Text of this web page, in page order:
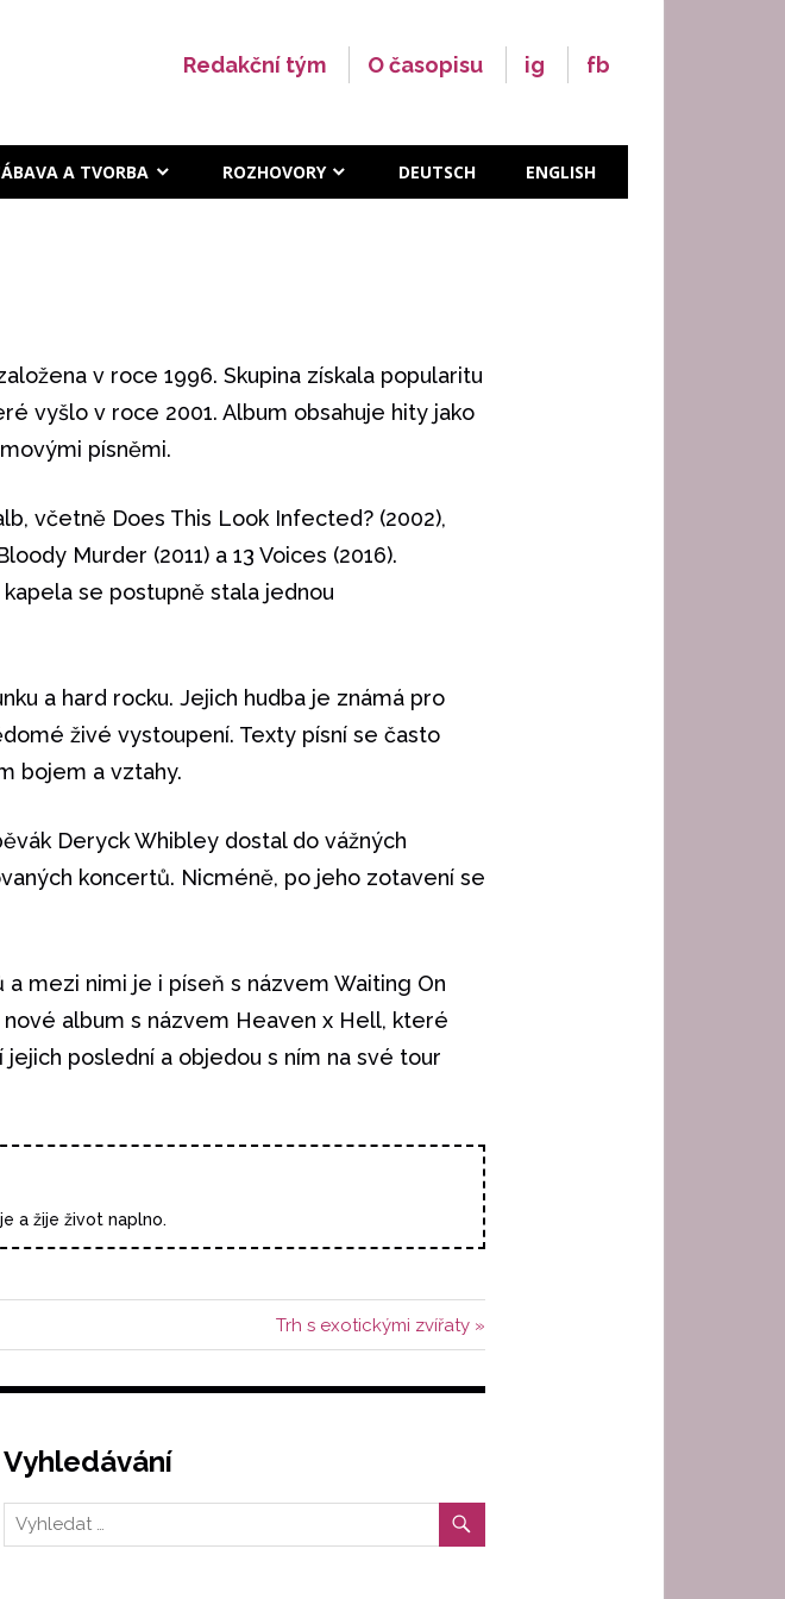
Redakční tým O časopisu ig fb
A TVORBA ROZHOVORY DEUTSCH ENGLISH
v roce 1996. Skupina získala popularitu
vyšlo v roce 2001. Album obsahuje hity jako
písněmi.
včetně Does This Look Infected? (2002),
Murder (2011) a 13 Voices (2016).
se postupně stala jednou
a hard rocku. Jejich hudba je známá pro
živé vystoupení. Texty písní se často
bojem a vztahy.
Deryck Whibley dostal do vážných
koncertů. Nicméně, po jeho zotavení se
mezi nimi je i píseň s názvem Waiting On
album s názvem Heaven x Hell, které
poslední a objedou s ním na své tour
a žije život naplno.
Další
příspěvek:
Trh s exotickými zvířaty
Vyhledávání